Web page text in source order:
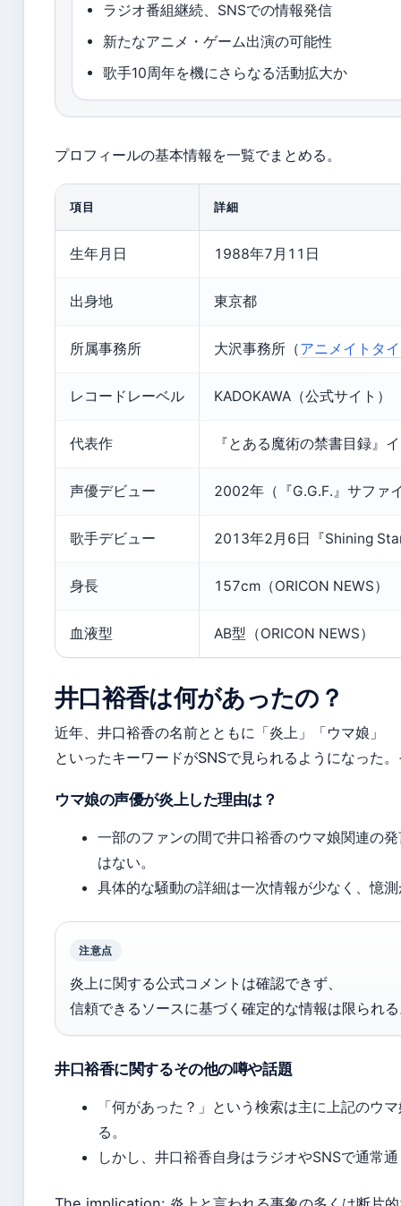
ラジオ番組継続、SNSでの情報発信
新たなアニメ・ゲーム出演の可能性
歌手10周年を機にさらなる活動拡大か
プロフィールの基本情報を一覧でまとめる。
項目 詳細
生年月日 1988年7月11日
出身地 東京都
所属事務所 大沢事務所（アニメイトタ
レコードレーベル KADOKAWA（公式サイト）
代表作 『とある魔術の禁書目録』
声優デビュー 2002年（『G.G.F.』サファ
歌手デビュー 2013年2月6日『Shining
身長 157cm（ORICON NEWS）
血液型 AB型（ORICON NEWS）
井口裕香は何があったの？
近年、井口裕香の名前とともに「炎上」「ウマ娘」
といったキーワードがSNSで見られるようになった
ウマ娘の声優が炎上した理由は？
一部のファンの間で井口裕香のウマ娘関連の
はない。
具体的な騒動の詳細は一次情報が少なく、憶
注意点
炎上に関する公式コメントは確認できず、
信頼できるソースに基づく確定的な情報は限られ
井口裕香に関するその他の噂や話題
「何があった？」という検索は主に上記のウ
る。
しかし、井口裕香自身はラジオやSNSで通常